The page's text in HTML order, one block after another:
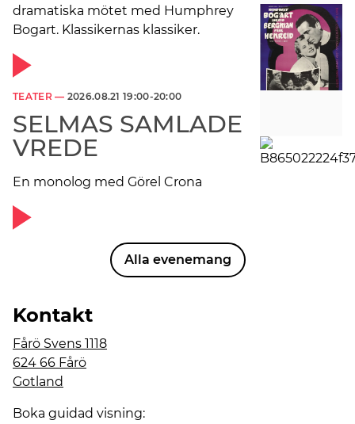
dramatiska mötet med Humphrey
Bogart. Klassikernas klassiker.
TEATER — 2026.08.21 19:00-20:00
SELMAS SAMLADE
VREDE
En monolog med Görel Crona
Alla evenemang
Kontakt
Fårö Svens 1118
624 66 Fårö
Gotland
Boka guidad visning: